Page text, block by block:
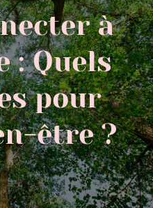
à
: Quels
pour
être ?